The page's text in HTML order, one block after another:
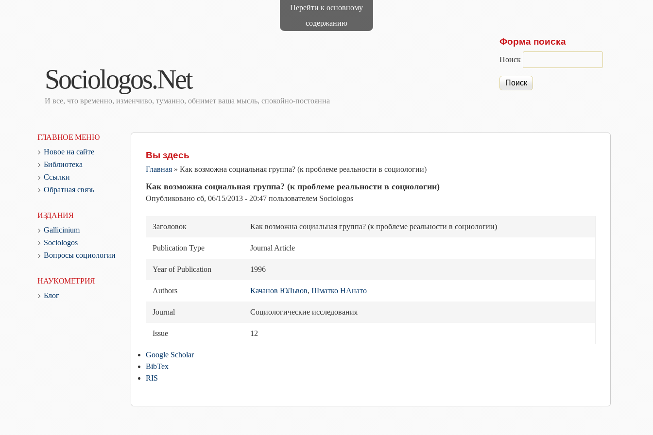
Перейти к основному
содержанию
Sociologos.Net
И все, что временно, изменчиво, туманно, обнимет ваша мысль, спокойно-постоянна
Форма поиска
Поиск
Вы здесь
Главная» Как возможна социальная группа? (к проблеме реальности в социологии)
Как возможна социальная группа? (к проблеме реальности в социологии)
Опубликовано сб, 06/15/2013 - 20:47пользователем Sociologos
Заголовок Как возможна социальная группа? (к проблеме реальности в социологии)
Publication Type Journal Article
Year of Publication 1996
Authors Качанов ЮЛьвов, Шматко НАнато
Journal Социологические исследования
Issue 12
Google Scholar
BibTex
RIS
ГЛАВНОЕ МЕНЮ
Новое на сайте
Библиотека
Ссылки
Обратная связь
ИЗДАНИЯ
Gallicinium
Sociologos
Вопросы социологии
НАУКОМЕТРИЯ
Блог